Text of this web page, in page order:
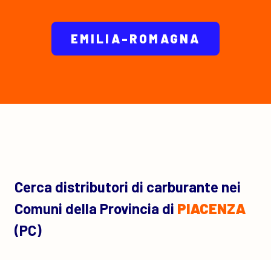
EMILIA-ROMAGNA
Cerca distributori di carburante nei
Comuni della Provincia di PIACENZA
(PC)